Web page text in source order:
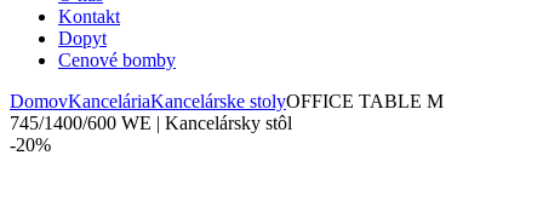
Kontakt
Dopyt
Cenové bomby
DomovKanceláriaKancelárske stolyOFFICE TABLE M
745/1400/600 WE | Kancelársky stôl
-20%